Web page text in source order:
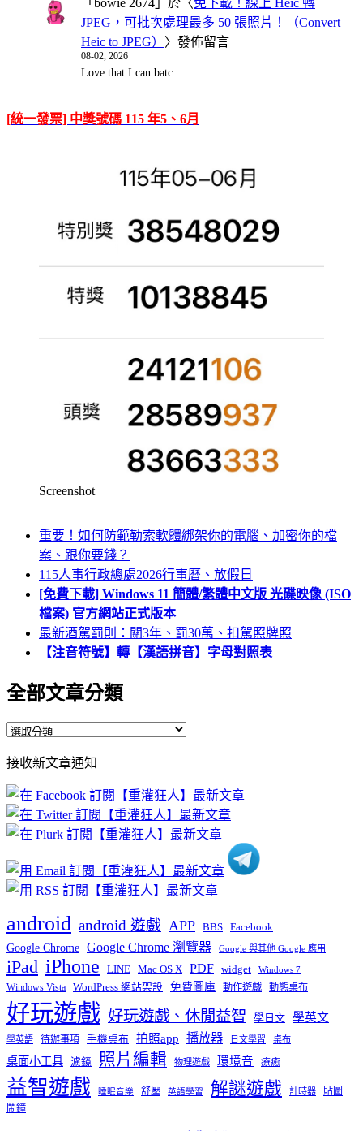
JPEG，可批次處理最多 50 張照片！（Convert
Heic to JPEG） 〉發佈留言
08-02, 2026
Love that I can batc…
[統一發票] 中獎號碼 115 年5、6月
Screenshot
重要！如何防範勒索軟體綁架你的電腦、加密你的檔
案、跟你要錢？
115人事行政總處2026行事曆、放假日
[免費下載] Windows 11 簡體/繁體中文版 光碟映像 (ISO
檔案) 官方網站正式版本
最新酒駕罰則：關3年、罰30萬、扣駕照牌照
【注音符號】轉【漢語拼音】字母對照表
全部文章分類
全
文
章
分
類
接收新文章通知
android android 遊戲 APP BBS Facebook
Google Chrome Google Chrome 瀏覽器 Google 與其他 Google 應用
iPad iPhone LINE Mac OS X PDF widget Windows 7
Windows Vista WordPress 網站架設 免費圖庫 動作遊戲 動態桌布
好玩遊戲 好玩遊戲、休閒益智 學日文 學英文
學英語 待辦事項 手機桌布 拍照app 播放器 日文學習 桌布
桌面小工具 濾鏡 照片編輯 物理遊戲 環境音 療癒
益智遊戲 睡眠音樂 舒壓 英語學習 解謎遊戲 計時器
貼圖
鬧鐘